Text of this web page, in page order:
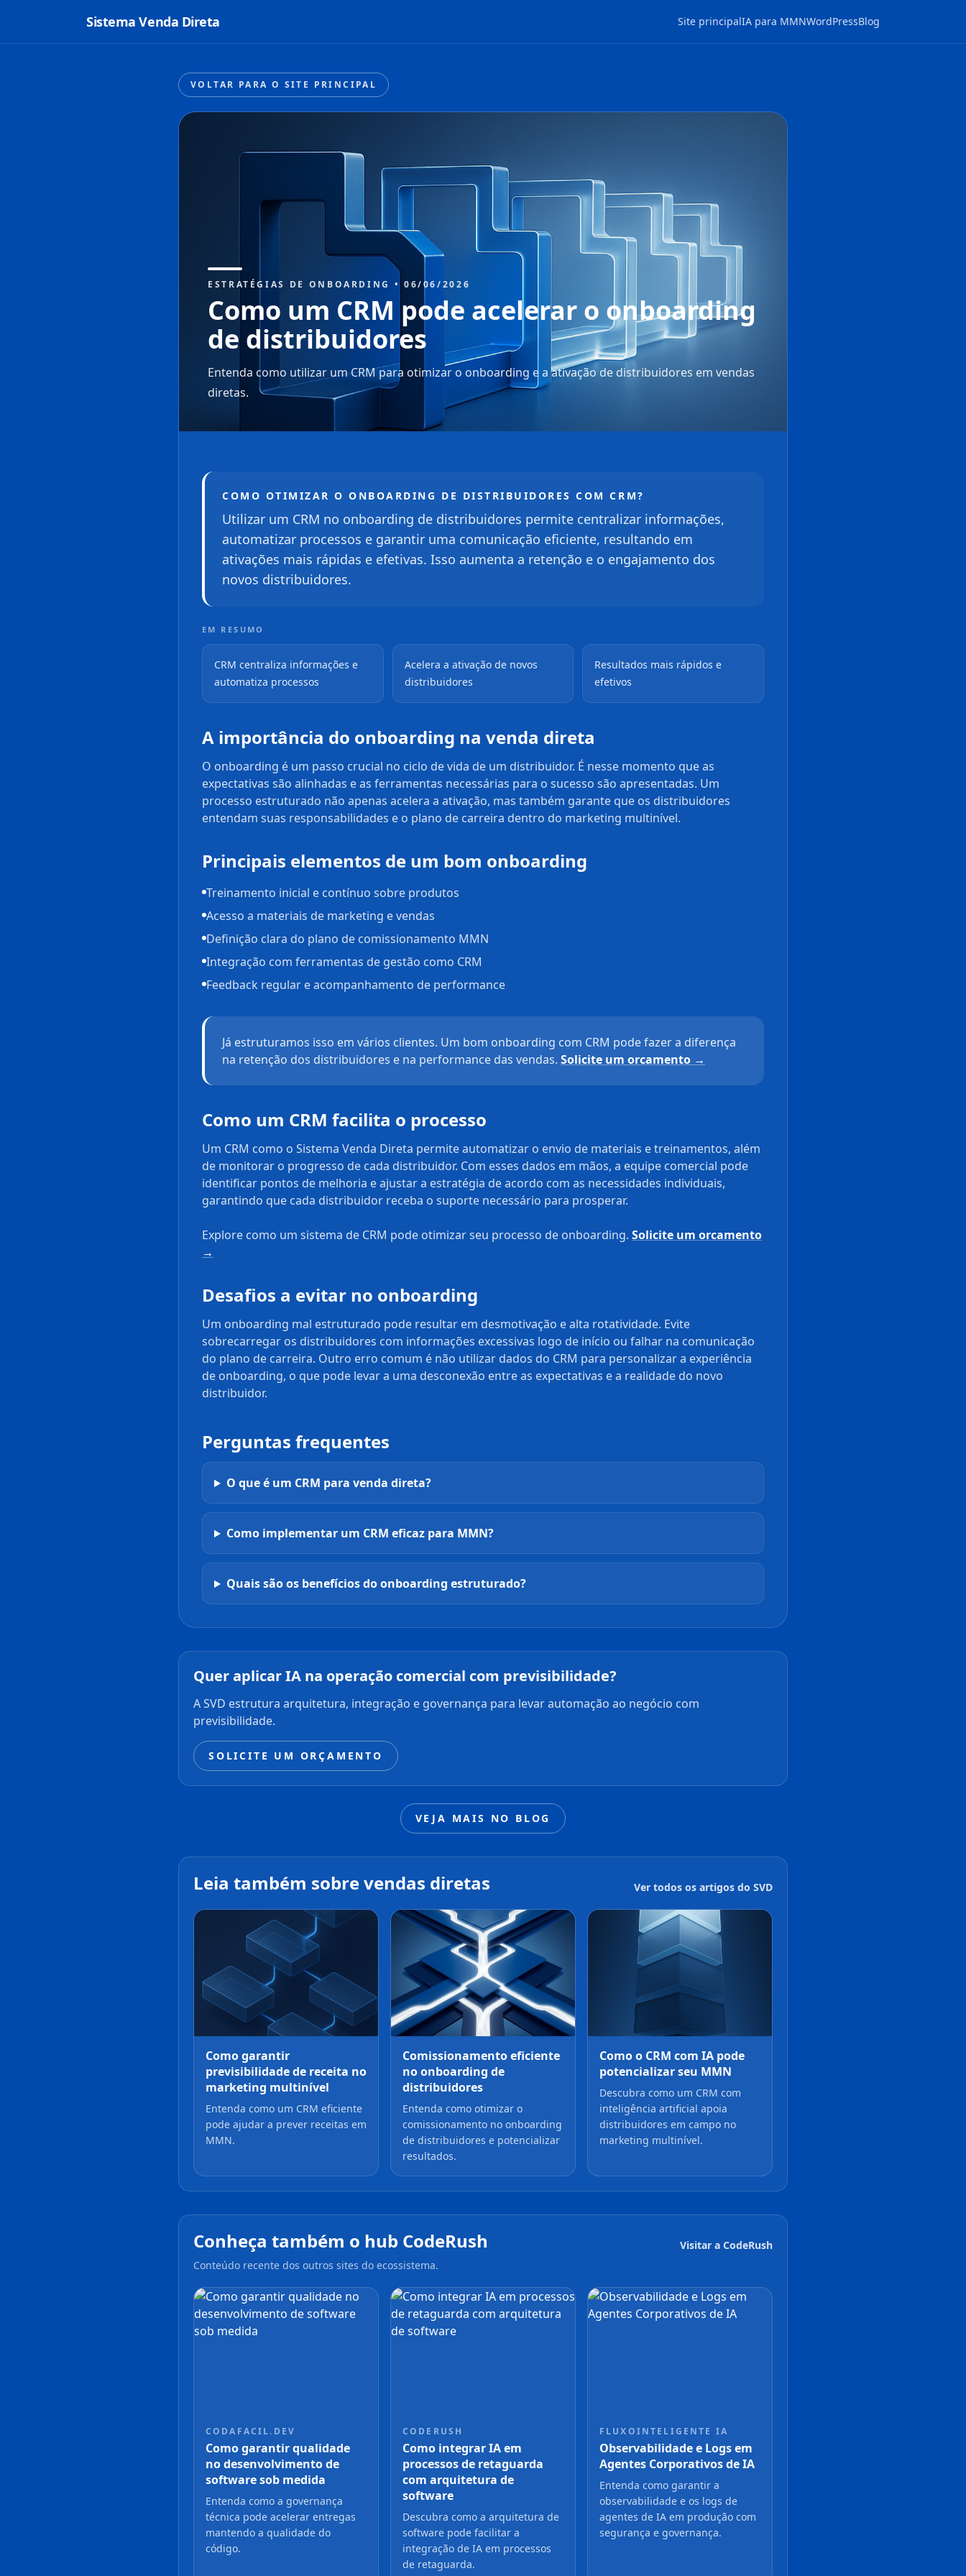
Sistema Venda Direta Site principalIA para MMNWordPressBlog
VOLTAR PARA O SITE PRINCIPAL
ESTRATÉGIAS DE ONBOARDING • 06/06/2026
Como um CRM pode acelerar o onboarding
de distribuidores
Entenda como utilizar um CRM para otimizar o onboarding e a ativação de distribuidores em vendas
diretas.
COMO OTIMIZAR O ONBOARDING DE DISTRIBUIDORES COM CRM?
Utilizar um CRM no onboarding de distribuidores permite centralizar informações,
automatizar processos e garantir uma comunicação eficiente, resultando em
ativações mais rápidas e efetivas. Isso aumenta a retenção e o engajamento dos
novos distribuidores.
EM RESUMO
CRM centraliza informações e
automatiza processos
Acelera a ativação de novos
distribuidores
Resultados mais rápidos e
efetivos
A importância do onboarding na venda direta
O onboarding é um passo crucial no ciclo de vida de um distribuidor. É nesse momento que as
expectativas são alinhadas e as ferramentas necessárias para o sucesso são apresentadas. Um
processo estruturado não apenas acelera a ativação, mas também garante que os distribuidores
entendam suas responsabilidades e o plano de carreira dentro do marketing multinível.
Principais elementos de um bom onboarding
Treinamento inicial e contínuo sobre produtos
Acesso a materiais de marketing e vendas
Definição clara do plano de comissionamento MMN
Integração com ferramentas de gestão como CRM
Feedback regular e acompanhamento de performance
Já estruturamos isso em vários clientes. Um bom onboarding com CRM pode fazer a diferença
na retenção dos distribuidores e na performance das vendas. Solicite um orcamento →
Como um CRM facilita o processo
Um CRM como o Sistema Venda Direta permite automatizar o envio de materiais e treinamentos, além
de monitorar o progresso de cada distribuidor. Com esses dados em mãos, a equipe comercial pode
identificar pontos de melhoria e ajustar a estratégia de acordo com as necessidades individuais,
garantindo que cada distribuidor receba o suporte necessário para prosperar.
Explore como um sistema de CRM pode otimizar seu processo de onboarding. Solicite um orcamento
→
Desafios a evitar no onboarding
Um onboarding mal estruturado pode resultar em desmotivação e alta rotatividade. Evite
sobrecarregar os distribuidores com informações excessivas logo de início ou falhar na comunicação
do plano de carreira. Outro erro comum é não utilizar dados do CRM para personalizar a experiência
de onboarding, o que pode levar a uma desconexão entre as expectativas e a realidade do novo
distribuidor.
Perguntas frequentes
O que é um CRM para venda direta?
Como implementar um CRM eficaz para MMN?
Quais são os benefícios do onboarding estruturado?
Quer aplicar IA na operação comercial com previsibilidade?
A SVD estrutura arquitetura, integração e governança para levar automação ao negócio com
previsibilidade.
SOLICITE UM ORÇAMENTO
VEJA MAIS NO BLOG
Leia também sobre vendas diretas Ver todos os artigos do SVD
Como garantir
previsibilidade de receita no
marketing multinível
Entenda como um CRM eficiente
pode ajudar a prever receitas em
MMN.
Comissionamento eficiente
no onboarding de
distribuidores
Entenda como otimizar o
comissionamento no onboarding
de distribuidores e potencializar
resultados.
Como o CRM com IA pode
potencializar seu MMN
Descubra como um CRM com
inteligência artificial apoia
distribuidores em campo no
marketing multinível.
Conheça também o hub CodeRush
Visitar a CodeRush
Conteúdo recente dos outros sites do ecossistema.
CODAFACIL.DEV
Como garantir qualidade
no desenvolvimento de
software sob medida
Entenda como a governança
técnica pode acelerar entregas
mantendo a qualidade do
código.
CODERUSH
Como integrar IA em
processos de retaguarda
com arquitetura de
software
Descubra como a arquitetura de
software pode facilitar a
integração de IA em processos
de retaguarda.
FLUXOINTELIGENTE IA
Observabilidade e Logs em
Agentes Corporativos de IA
Entenda como garantir a
observabilidade e os logs de
agentes de IA em produção com
segurança e governança.